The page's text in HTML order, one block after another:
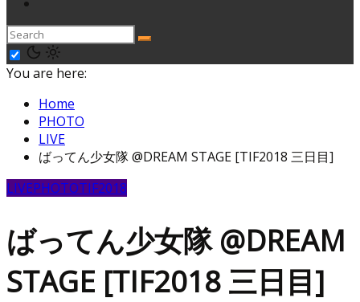
You are here:
Home
PHOTO
LIVE
ばってん少女隊 @DREAM STAGE [TIF2018 三日目]
LIVEPHOTOTIF2018
ばってん少女隊 @DREAM
STAGE [TIF2018 三日目]